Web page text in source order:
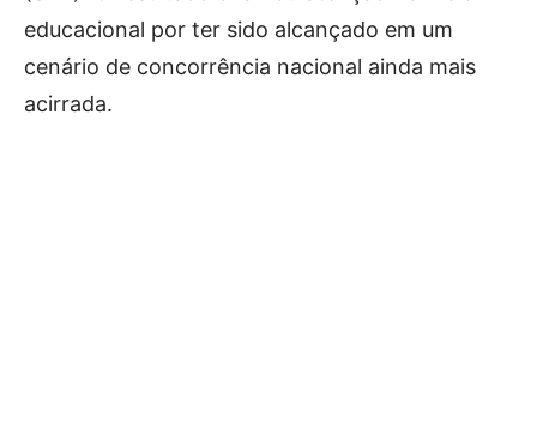
educacional por ter sido alcançado em um
cenário de concorrência nacional ainda mais
acirrada.